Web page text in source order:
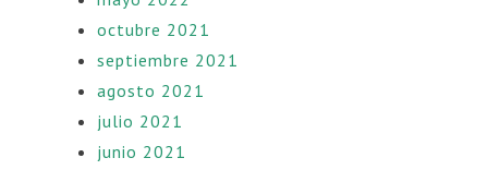
octubre 2021
septiembre 2021
agosto 2021
julio 2021
junio 2021